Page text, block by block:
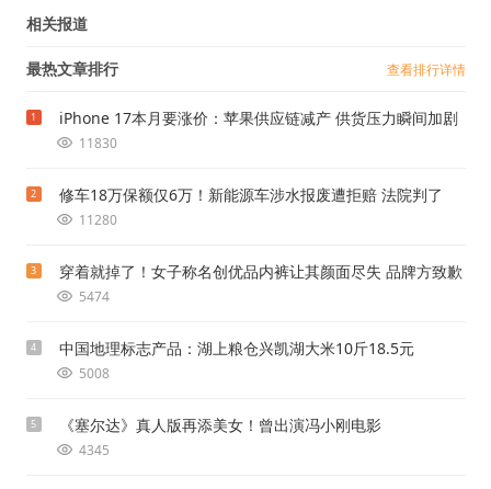
相关报道
最热文章排行 查看排行详情
1 iPhone 17本月要涨价：苹果供应链减产 供货压力瞬间加剧
11830
2 修车18万保额仅6万！新能源车涉水报废遭拒赔 法院判了
11280
3 穿着就掉了！女子称名创优品内裤让其颜面尽失 品牌方致歉
5474
4 中国地理标志产品：湖上粮仓兴凯湖大米10斤18.5元
5008
5 《塞尔达》真人版再添美女！曾出演冯小刚电影
4345